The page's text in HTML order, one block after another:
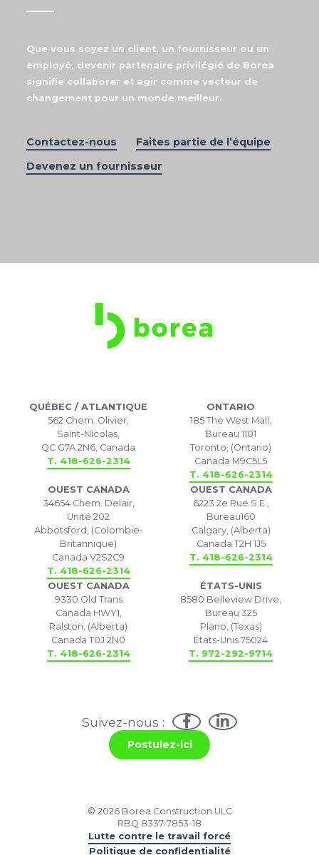
Que vous soyez un client, un fournisseur ou un
employé, devenir partenaire privilégié de Borea
signifie collaborer et agir comme vecteur de
changement pour un monde meilleur.
Contactez-nous
Faites partie de l’équipe
Devenez un fournisseur
QUÉBEC / ATLANTIQUE
562 Chem. Olivier,
Saint-Nicolas,
QC G7A 2N6, Canada
T. 418-626-2314
ONTARIO
185 The West Mall,
Bureau 1101
Toronto, (Ontario)
Canada M9C5L5
T. 418-626-2314
OUEST CANADA
34654 Chem. Delair,
Unité 202
Abbotsford, (Colombie-
Britannique)
Canada V2S2C9
T. 418-626-2314
OUEST CANADA
6223 2e Rue S.E.,
Bureau160
Calgary, (Alberta)
Canada T2H 1J5
T. 418-626-2314
OUEST CANADA
9330 Old Trans
Canada HWY1,
Ralston, (Alberta)
Canada T0J 2N0
T. 418-626-2314
ÉTATS-UNIS
8580 Belleview Drive,
Bureau 325
Plano, (Texas)
États-Unis 75024
T. 972-292-9714
Suivez-nous :
Postulez-ici
© 2026 Borea Construction ULC
RBQ 8337-7853-18
Lutte contre le travail forcé
Politique de confidentialité